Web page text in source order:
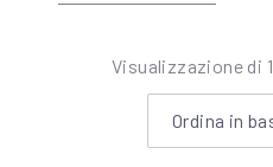
Visualizzazione di